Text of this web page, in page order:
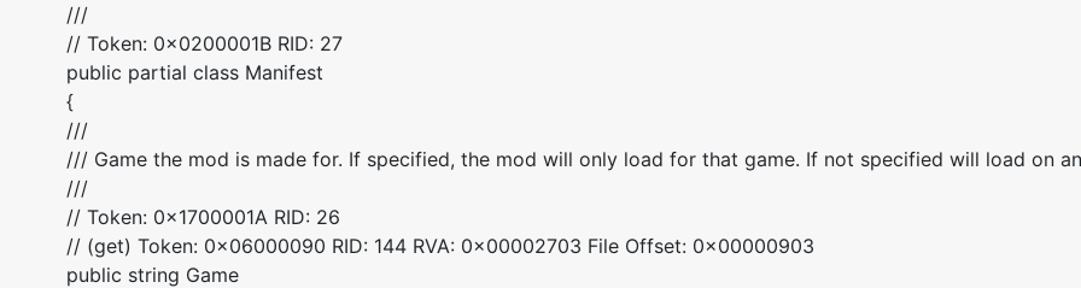
///
// Token: 0x0200001B RID: 27
public partial class Manifest
{
///
/// Game the mod is made for. If specified, the mod will only load for that game. If not specified will load on
///
// Token: 0x1700001A RID: 26
// (get) Token: 0x06000090 RID: 144 RVA: 0x00002703 File Offset: 0x00000903
public string Game